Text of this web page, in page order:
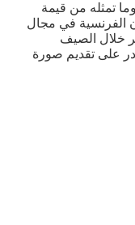
تمثله من قيمة
الفرنسية في مجال
خلال الصيف
على تقديم صورة